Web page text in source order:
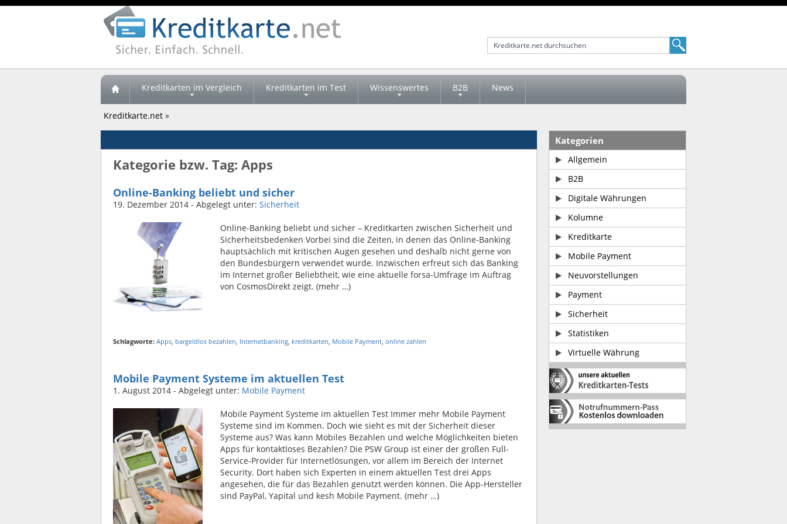
Kreditkarten im Vergleich Kreditkarten im Test Wissenswertes B2B News
Kreditkarte.net »
Kategorie bzw. Tag: Apps
Online-Banking beliebt und sicher
19. Dezember 2014 - Abgelegt unter: Sicherheit
Online-Banking beliebt und sicher – Kreditkarten zwischen Sicherheit und
Sicherheitsbedenken Vorbei sind die Zeiten, in denen das Online-Banking
hauptsächlich mit kritischen Augen gesehen und deshalb nicht gerne von
den Bundesbürgern verwendet wurde. Inzwischen erfreut sich das Banking
im Internet großer Beliebtheit, wie eine aktuelle forsa-Umfrage im Auftrag
von CosmosDirekt zeigt. (mehr …)
Schlagworte: Apps, bargeldlos bezahlen, Internetbanking, kreditkarten, Mobile Payment, online zahlen
Mobile Payment Systeme im aktuellen Test
1. August 2014 - Abgelegt unter: Mobile Payment
Mobile Payment Systeme im aktuellen Test Immer mehr Mobile Payment
Systeme sind im Kommen. Doch wie sieht es mit der Sicherheit dieser
Systeme aus? Was kann Mobiles Bezahlen und welche Möglichkeiten bieten
Apps für kontaktloses Bezahlen? Die PSW Group ist einer der großen Full-
Service-Provider für Internetlösungen, vor allem im Bereich der Internet
Security. Dort haben sich Experten in einem aktuellen Test drei Apps
angesehen, die für das Bezahlen genutzt werden können. Die App-Hersteller
sind PayPal, Yapital und kesh Mobile Payment. (mehr …)
Kategorien
Allgemein
B2B
Digitale Währungen
Kolumne
Kreditkarte
Mobile Payment
Neuvorstellungen
Payment
Sicherheit
Statistiken
Virtuelle Währung